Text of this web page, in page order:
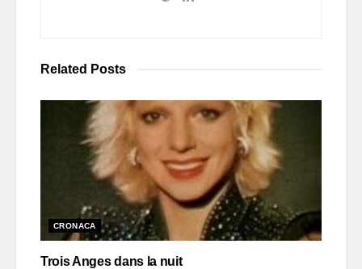
Related Posts
CRONACA
Trois Anges dans la nuit